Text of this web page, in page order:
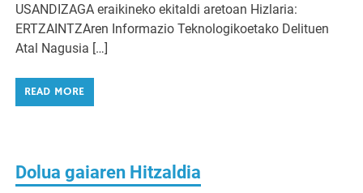
USANDIZAGA eraikineko ekitaldi aretoan Hizlaria:
ERTZAINTZAren Informazio Teknologikoetako Delituen
Atal Nagusia […]
READ MORE
Dolua gaiaren Hitzaldia